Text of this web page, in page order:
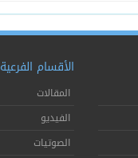
الأقسام الفرعية
المقالات
الفيديو
الصوتيات